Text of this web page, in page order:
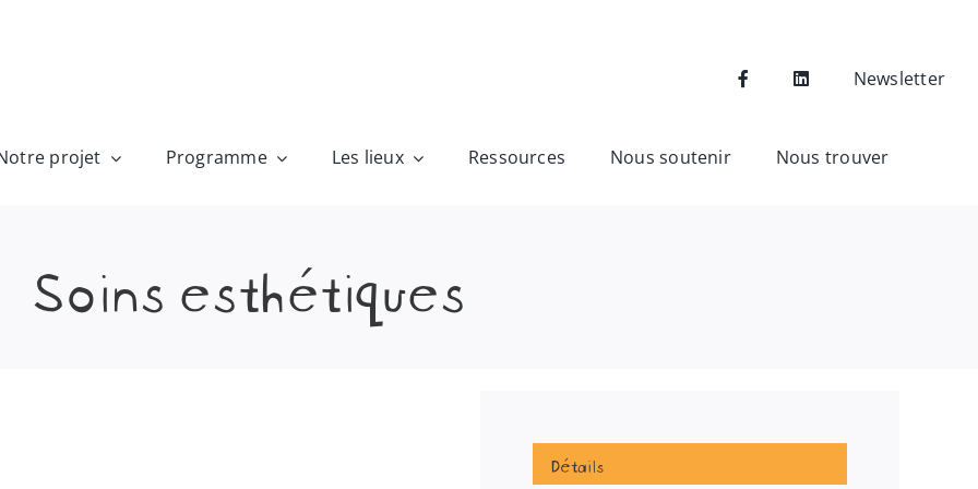
Newsletter
projet Programme Les lieux Ressources Nous soutenir Nous trouver
Soins esthétiques
Détails